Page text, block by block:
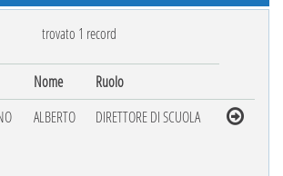
trovato 1 record
Nome
Ruolo
ALBERTO DIRETTORE DI SCUOLA